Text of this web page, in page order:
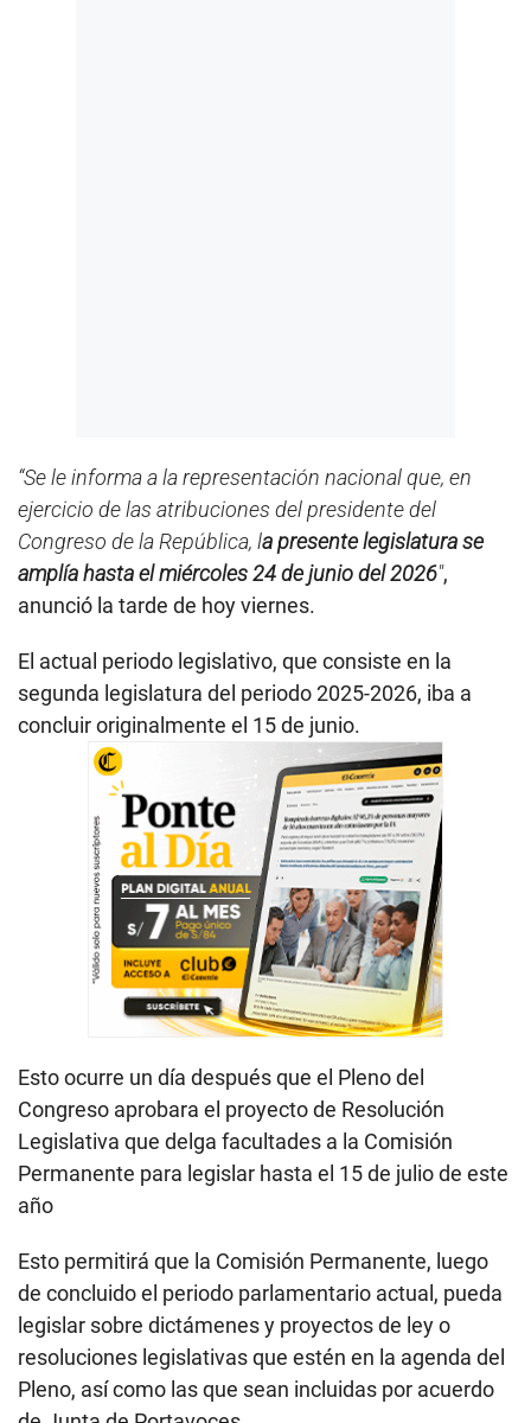
“Se le informa a la representación nacional que, en
ejercicio de las atribuciones del presidente del
Congreso de la República, la presente legislatura se
amplía hasta el miércoles 24 de junio del 2026″,
anunció la tarde de hoy viernes.
El actual periodo legislativo, que consiste en la
segunda legislatura del periodo 2025-2026, iba a
concluir originalmente el 15 de junio.
Esto ocurre un día después que el Pleno del
Congreso aprobara el proyecto de Resolución
Legislativa que delga facultades a la Comisión
Permanente para legislar hasta el 15 de julio de este
año
Esto permitirá que la Comisión Permanente, luego
de concluido el periodo parlamentario actual, pueda
legislar sobre dictámenes y proyectos de ley o
resoluciones legislativas que estén en la agenda del
Pleno, así como las que sean incluidas por acuerdo